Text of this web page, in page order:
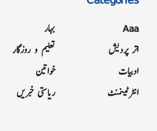
Aaa
اتر پردیش
ادبیات
انٹرٹینمنٹ
بہار
تعلیم و روزگار
خواتین
ریاستی خبریں